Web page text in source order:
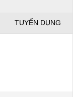
TUYỂN DỤNG